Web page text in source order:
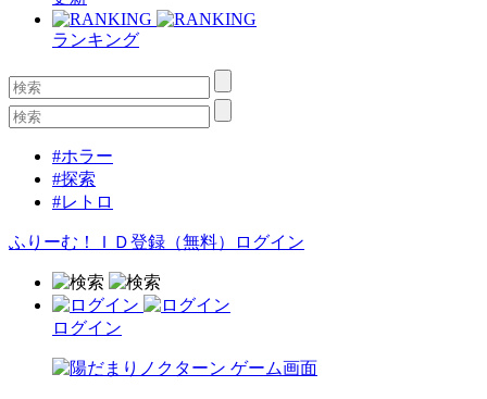
ランキング
#ホラー
#探索
#レトロ
ふりーむ！ＩＤ登録（無料） ログイン
ログイン